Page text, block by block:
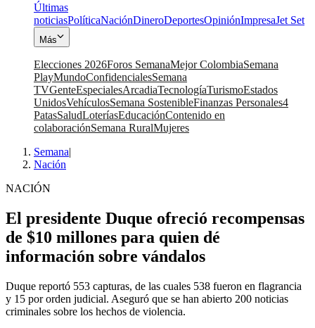
Últimas
noticiasPolíticaNaciónDineroDeportesOpiniónImpresaJet Set
Más
Elecciones 2026Foros SemanaMejor ColombiaSemana
PlayMundoConfidencialesSemana
TVGenteEspecialesArcadiaTecnologíaTurismoEstados
UnidosVehículosSemana SostenibleFinanzas Personales4
PatasSaludLoteríasEducaciónContenido en
colaboraciónSemana RuralMujeres
Semana|
Nación
NACIÓN
El presidente Duque ofreció recompensas
de $10 millones para quien dé
información sobre vándalos
Duque reportó 553 capturas, de las cuales 538 fueron en flagrancia
y 15 por orden judicial. Aseguró que se han abierto 200 noticias
criminales sobre los hechos de violencia.